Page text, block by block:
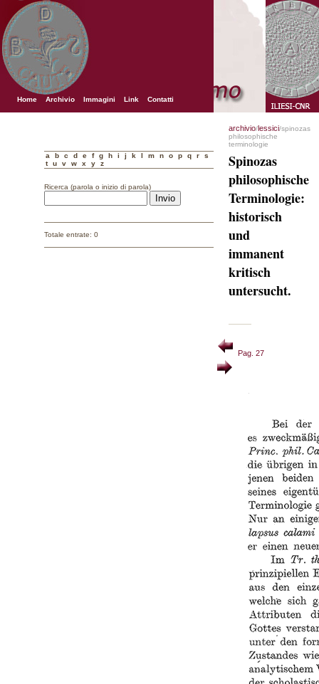
Home Archivio Immagini Link Contatti
a b c d e f g h i j k l m n o p q r
s
t
u v w x y z
Ricerca (parola o inizio di parola)
Totale entrate: 0
archivio/lessici/spinozas
philosophische
terminologie
Spinozas
philosophische
Terminologie:
historisch
und
immanent
kritisch
untersucht.
Pag. 27